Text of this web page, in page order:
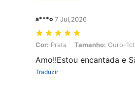
a***o 7 Jul,2026
Cor: Prata, Tamanho: Ouro-1ct
Cor: Prata Tamanho: Ouro-1ct
Amo!!Estou encantada e
Traduzir